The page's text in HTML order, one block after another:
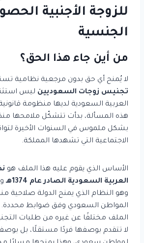
للزوجة الأجنبية
الجنسية
من أين جاء هذا الحق؟
لا يُمنح أي حق بدون مرجعية نظامية
تجنيس زوجات السعوديين ليس
العربية السعودية لديها منظومة
هذه المسألة، بدأت تتشكّل ملامحها
بشكل ملموس في السنوات الأخيرة
الاجتماعية التي تشهدها المملكة.
الأساس الذي يقوم عليه هذا الملف هو
العربية السعودية الصادر عام 1374هـ
وهو النظام الذي يمنح الدولة صلاحية
المواطن السعودي وفق ضوابط محددة.
الملف مختلفًا عن غيره من طلبات
لا تتقدم بوصفها فردًا مستقلًا، بل